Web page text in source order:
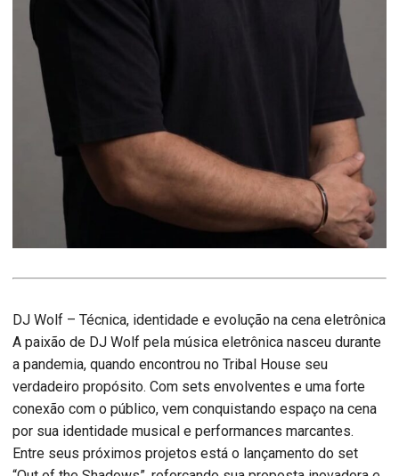
DJ Wolf – Técnica, identidade e evolução na cena eletrônica
A paixão de DJ Wolf pela música eletrônica nasceu durante
a pandemia, quando encontrou no Tribal House seu
verdadeiro propósito. Com sets envolventes e uma forte
conexão com o público, vem conquistando espaço na cena
por sua identidade musical e performances marcantes.
Entre seus próximos projetos está o lançamento do set